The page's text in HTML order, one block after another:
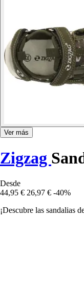
Ver más
Zigzag
Desde
44,95 € 26,97 € -40%
¡Descubre las sandalias